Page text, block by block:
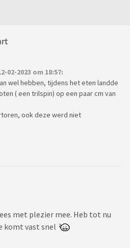
02-2023 om 18:57:
wel hebben, tijdens het eten landde
( een trilspin) op een paar cm van
ook deze werd niet
met plezier mee. Heb tot nu
komt vast snel